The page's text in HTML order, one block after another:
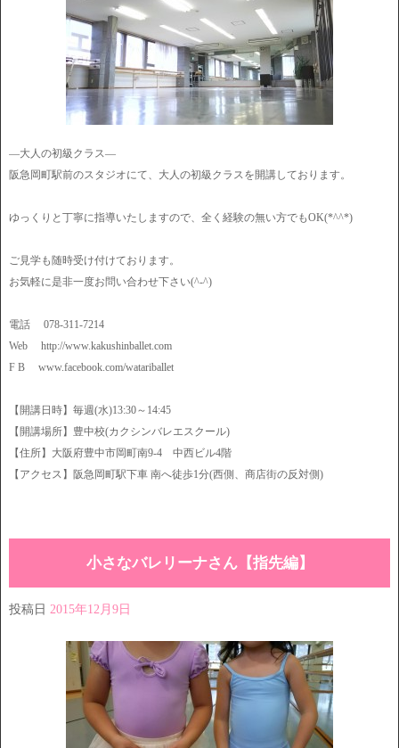
―大人の初級クラス―
阪急岡町駅前のスタジオにて、大人の初級クラスを開講しております。
ゆっくりと丁寧に指導いたしますので、全く経験の無い方でもOK(*^^*)
ご見学も随時受け付けております。
お気軽に是非一度お問い合わせ下さい(^-^)
電話 078-311-7214
Web http://www.kakushinballet.com
F B www.facebook.com/watariballet
【開講日時】毎週(水)13:30～14:45
【開講場所】豊中校(カクシンバレエスクール)
【住所】大阪府豊中市岡町南9-4 中西ビル4階
【アクセス】阪急岡町駅下車 南へ徒歩1分(西側、商店街の反対側)
小さなバレリーナさん【指先編】
投稿日 2015年12月9日